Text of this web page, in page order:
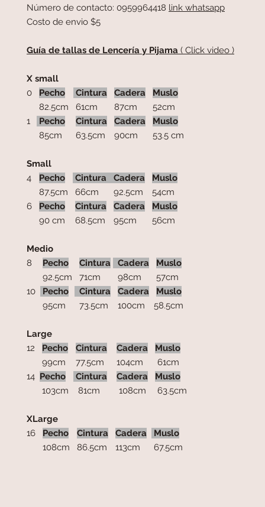
Número de contacto: 0959964418 link whatsapp
Costo de envio $5
Guía de tallas de Lencería y Pijama ( Click video )
X small
0
Pecho
82.5cm
Cintura
61cm
Cadera
87cm
Muslo
52cm
1
Pecho
85cm
Cintura
63.5cm
Cadera
90cm
Muslo
53.5 cm
Small
4
Pecho
87.5cm
Cintura
66cm
Cadera
92.5cm
Muslo
54cm
6
Pecho
90 cm
Cintura
68.5cm
Cadera
95cm
Muslo
56cm
Medio
8
Pecho
92.5cm
Cintura
71cm
Cadera
98cm
Muslo
57cm
10
Pecho
95cm
Cintura
73.5cm
Cadera
100cm
Muslo
58.5cm
Large
12
Pecho
99cm
Cintura
77.5cm
Cadera
104cm
Muslo
61cm
14 Pecho
103cm
Cintura
81cm
Cadera
108cm
Muslo
63.5cm
XLarge
16
Pecho
108cm
Cintura
86.5cm
Cadera
113cm
Muslo
67.5cm